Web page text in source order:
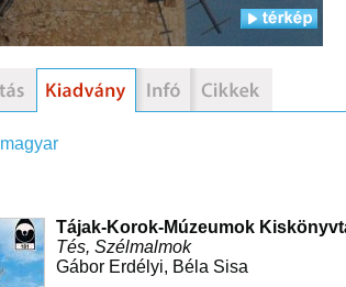
magyar
Tájak-Korok-Múzeumok
Tés, Szélmalmok
Gábor Erdélyi, Béla Sisa